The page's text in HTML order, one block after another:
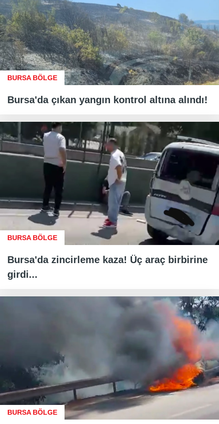
BURSA BÖLGE
Bursa'da çıkan yangın kontrol altına alındı!
BURSA BÖLGE
Bursa'da zincirleme kaza! Üç araç birbirine
girdi...
BURSA BÖLGE